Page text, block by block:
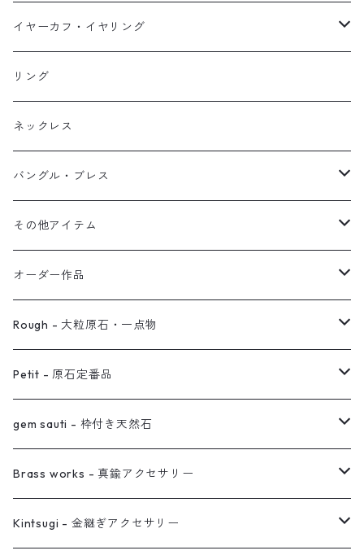
イヤーカフ
イヤリング
ネックレス
リング
ブレス
オブジェ
イヤーカフ
スタッド・一粒
フック・ぶら下がり
フープ
イヤーカフ・イヤリング
原石イヤーカフ
植物イヤーカフ
ぶら下がりイヤーカフ
2連イヤーカフ
イヤリング対応
ノンホールピアス
オーダー用ページ
真鍮イヤーカフ
リング
ネックレス
バングル・ブレス
ブレスレット
バングル
その他アイテム
ブローチ
ヘアアクセサリー
オーダー作品
リング
ネックレス
ピアス
イヤーカフ
バングル
Rough - 大粒原石・一点物
ピアス
リング
ネックレス
イヤーカフ
Petit - 原石定番品
ピアス
リング
ネックレス
gem sauti - 枠付き天然石
ピアス
ネックレス
Brass works - 真鍮アクセサリー
リング
Kintsugi - 金継ぎアクセサリー